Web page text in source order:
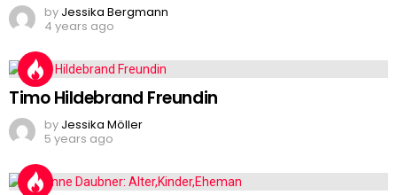
by Jessika Bergmann
4 years ago
Timo Hildebrand Freundin
by Jessika Möller
5 years ago